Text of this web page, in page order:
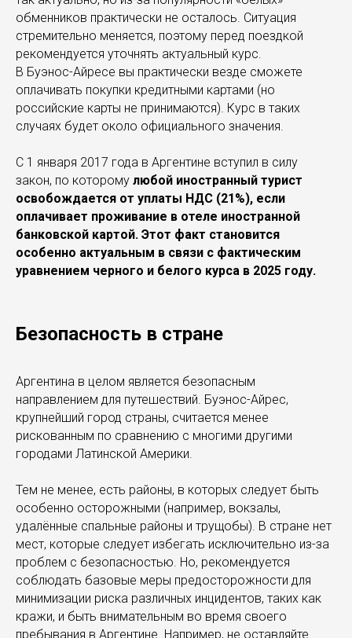
обменников практически не осталось. Ситуация
стремительно меняется, поэтому перед поездкой
рекомендуется уточнять актуальный курс.
В Буэнос-Айресе вы практически везде сможете
оплачивать покупки кредитными картами (но
российские карты не принимаются). Курс в таких
случаях будет около официального значения.
С 1 января 2017 года в Аргентине вступил в силу
закон, по которому любой иностранный турист
освобождается от уплаты НДС (21%), если
оплачивает проживание в отеле иностранной
банковской картой. Этот факт становится
особенно актуальным в связи с фактическим
уравнением черного и белого курса в 2025 году.
Безопасность в стране
Аргентина в целом является безопасным
направлением для путешествий. Буэнос-Айрес,
крупнейший город страны, считается менее
рискованным по сравнению с многими другими
городами Латинской Америки.
Тем не менее, есть районы, в которых следует быть
особенно осторожными (например, вокзалы,
удалённые спальные районы и трущобы). В стране нет
мест, которые следует избегать исключительно из-за
проблем с безопасностью. Но, рекомендуется
соблюдать базовые меры предосторожности для
минимизации риска различных инцидентов, таких как
кражи, и быть внимательным во время своего
пребывания в Аргентине. Например, не оставляйте